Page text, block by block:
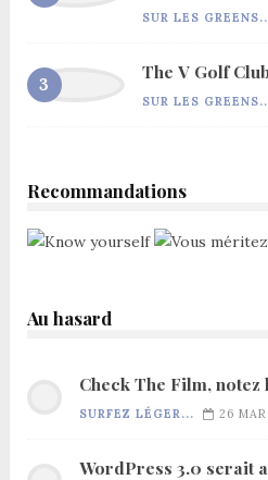
SUR LES
The V Golf
SUR LES
Recommandations
Au hasard
Check The Film, notez
SURFEZ LÉGER... 26
WordPress 3.0 serait